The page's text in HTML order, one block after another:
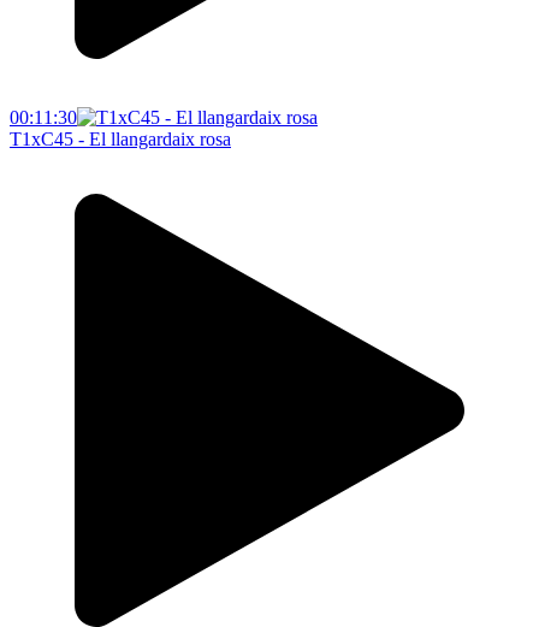
00:11:30
T1xC45 - El llangardaix rosa